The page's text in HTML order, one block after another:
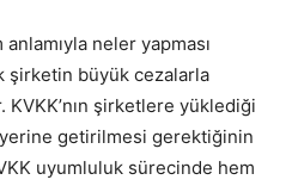
anlamıyla neler yapması
büyük cezalarla
şirketlere yüklediği
getirilmesi gerektiğinin
uyumluluk sürecinde hem